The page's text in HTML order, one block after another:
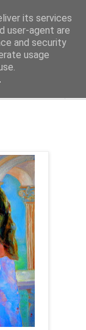
its services
user-agent are
and security
usage